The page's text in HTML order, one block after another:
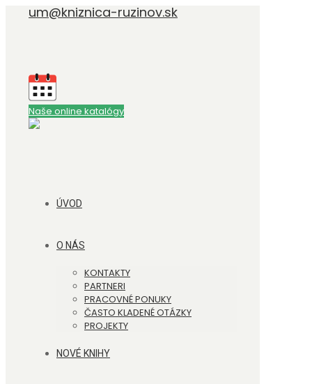
um@kniznica-ruzinov.sk
Naše online katalógy
ÚVOD
O NÁS
KONTAKTY
PARTNERI
PRACOVNÉ PONUKY
ČASTO KLADENÉ OTÁZKY
PROJEKTY
NOVÉ KNIHY